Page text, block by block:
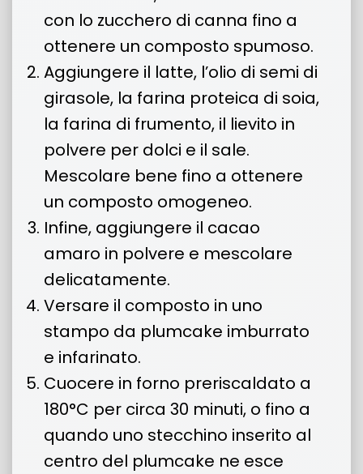
con lo zucchero di canna fino a
ottenere un composto spumoso.
Aggiungere il latte, l’olio di semi di
girasole, la farina proteica di soia,
la farina di frumento, il lievito in
polvere per dolci e il sale.
Mescolare bene fino a ottenere
un composto omogeneo.
Infine, aggiungere il cacao
amaro in polvere e mescolare
delicatamente.
Versare il composto in uno
stampo da plumcake imburrato
e infarinato.
Cuocere in forno preriscaldato a
180°C per circa 30 minuti, o fino a
quando uno stecchino inserito al
centro del plumcake ne esce